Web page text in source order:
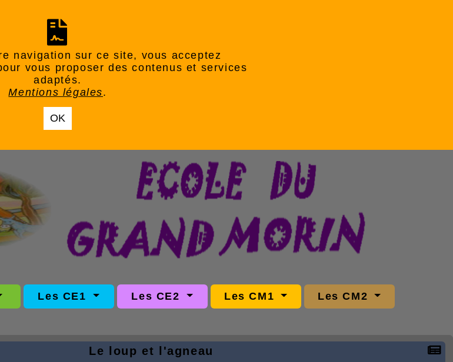
navigation sur ce site, vous acceptez
vous proposer des contenus et services
adaptés.
Mentions légales.
OK
Les CE1 Les CE2 Les CM1 Les CM2
Le loup et l'agneau